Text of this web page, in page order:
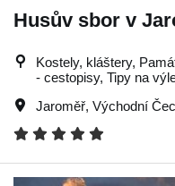
Husův sbor v
Kostely, kláštery,
- cestopisy, Tipy na
Jaroměř, Východní